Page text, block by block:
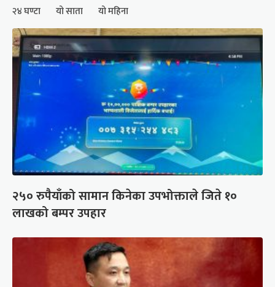
२४ घण्टा यो साता यो महिना
२५० रुपैयाँको सामान किनेका उपभोक्ताले जिते १०
लाखको बम्पर उपहार